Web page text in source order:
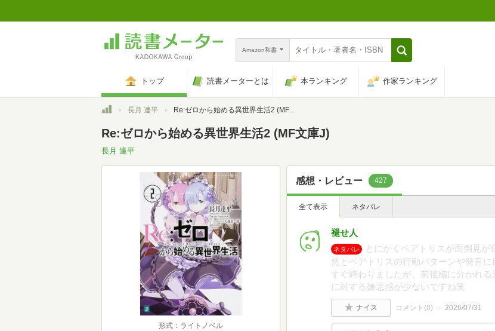
Amazon和書
トップ 読書メーターとは 本ランキング 作家ランキング
トップ長月 達平 Re:ゼロから始める異世界生活2 (MF文庫J)
Re:ゼロから始める異世界生活2 (MF文庫J)
長月 達平
形式：ライトノベル
感想・レビュー 427
全て表示 ネタバレ
褪せ人
ネタバレ
とにかくベアトリスが面倒見
然とベアトリスの行動パターンや発言
すぐ終わりましたが、前後編に分かれ
に対する嫌悪感が少ないですね笑
ナイス コメント(0) 2026/07/31